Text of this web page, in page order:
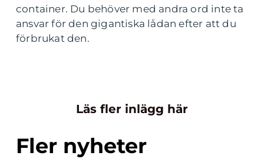
container. Du behöver med andra ord inte ta
ansvar för den gigantiska lådan efter att du
förbrukat den.
Läs fler inlägg här
Fler nyheter